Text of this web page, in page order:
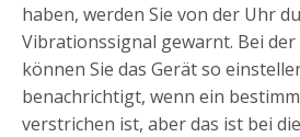
haben, werden Sie von der Uhr
Vibrationssignal gewarnt. Bei der
können Sie das Gerät so
benachrichtigt, wenn ein
verstrichen ist, aber das ist bei